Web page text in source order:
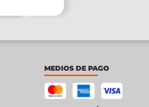
MEDIOS DE PAGO